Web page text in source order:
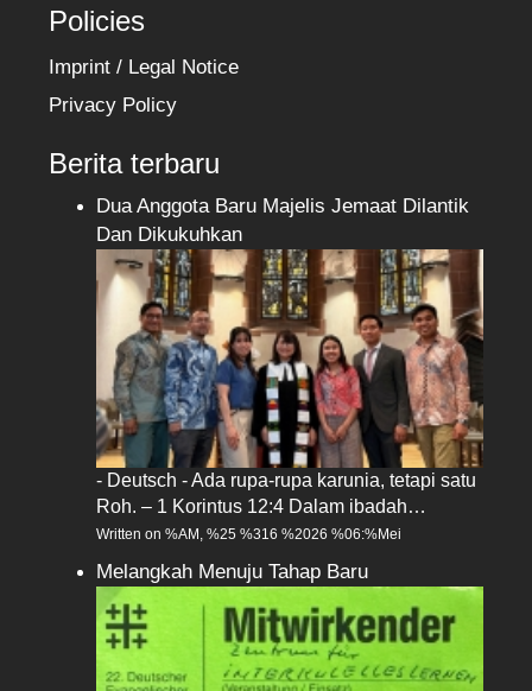
Policies
Imprint / Legal Notice
Privacy Policy
Berita terbaru
Dua Anggota Baru Majelis Jemaat Dilantik
Dan Dikukuhkan
- Deutsch - Ada rupa-rupa karunia, tetapi satu
Roh. – 1 Korintus 12:4 Dalam ibadah…
Written on %AM, %25 %316 %2026 %06:%Mei
Melangkah Menuju Tahap Baru